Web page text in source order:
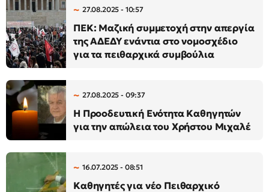
27.08.2025 - 10:57
ΠΕΚ: Μαζική συμμετοχή στην απεργία
της ΑΔΕΔΥ ενάντια στο νομοσχέδιο
για τα πειθαρχικά συμβούλια
27.08.2025 - 09:37
H Προοδευτική Ενότητα Καθηγητών
για την απώλεια του Χρήστου Μιχαλέ
16.07.2025 - 08:51
Καθηγητές για νέο Πειθαρχικό